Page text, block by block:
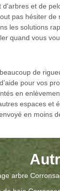
et de
pas hésiter
les solutions
quand vous
de
pour vos
en
espaces et
en moins
arbre